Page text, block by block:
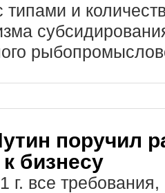
типами и
поручил
бизнесу
г. все